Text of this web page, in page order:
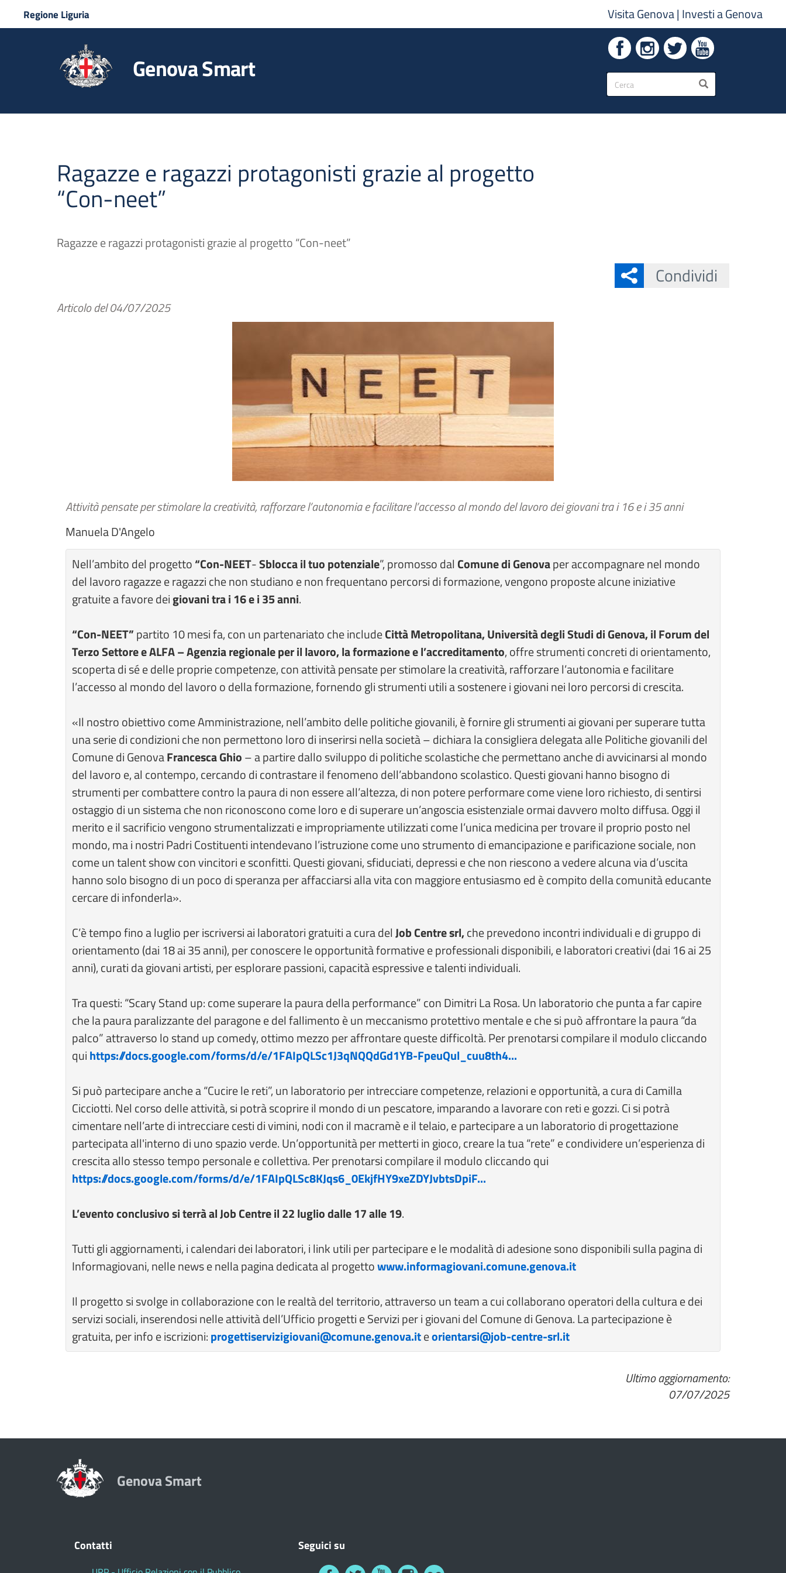
Regione Liguria Visita Genova| Investi a Genova
Genova Smart
Form
di
ricerca
CERCA
Ragazze e ragazzi protagonisti grazie al progetto
“Con-neet”
Ragazze e ragazzi protagonisti grazie al progetto “Con-neet”
Condividi
Articolo del04/07/2025
Attività pensate per stimolare la creatività, rafforzare l’autonomia e facilitare l’accesso al mondo del lavoro dei giovani tra i 16 e i 35 anni
Manuela D'Angelo
Nell’ambito del progetto“Con-NEET-Sblocca il tuo potenziale”, promosso dal Comune di Genovaper accompagnare nel mondo
del lavoro ragazze e ragazzi che non studiano e non frequentano percorsi di formazione, vengono proposte alcune iniziative
gratuite a favore deigiovani tra i 16 e i 35 anni.
“Con-NEET”partito 10 mesi fa, con un partenariato che includeCittà Metropolitana, Università degli Studi di Genova, il Forum del
Terzo Settore e ALFA – Agenzia regionale per il lavoro, la formazione e l’accreditamento, offre strumenti concreti di orientamento,
scoperta di sé e delle proprie competenze, con attività pensate per stimolare la creatività, rafforzare l’autonomia e facilitare
l’accesso al mondo del lavoro o della formazione, fornendo gli strumenti utili a sostenere i giovani nei loro percorsi di crescita.
«Il nostro obiettivo come Amministrazione, nell’ambito delle politiche giovanili, è fornire gli strumenti ai giovani per superare tutta
una serie di condizioni che non permettono loro di inserirsi nella società – dichiara la consigliera delegata alle Politiche giovanili del
Comune di GenovaFrancesca Ghio– a partire dallo sviluppo di politiche scolastiche che permettano anche di avvicinarsi al mondo
del lavoro e, al contempo, cercando di contrastare il fenomeno dell’abbandono scolastico. Questi giovani hanno bisogno di
strumenti per combattere contro la paura di non essere all’altezza, di non potere performare come viene loro richiesto, di sentirsi
ostaggio di un sistema che non riconoscono come loro e di superare un’angoscia esistenziale ormai davvero molto diffusa. Oggi il
merito e il sacrificio vengono strumentalizzati e impropriamente utilizzati come l’unica medicina per trovare il proprio posto nel
mondo, ma i nostri Padri Costituenti intendevano l’istruzione come uno strumento di emancipazione e parificazione sociale, non
come un talent show con vincitori e sconfitti. Questi giovani, sfiduciati, depressi e che non riescono a vedere alcuna via d’uscita
hanno solo bisogno di un poco di speranza per affacciarsi alla vita con maggiore entusiasmo ed è compito della comunità educante
cercare di infonderla».
C’è tempo fino a luglio per iscriversi ai laboratori gratuiti a cura delJob Centre srl,che prevedono incontri individuali e di gruppo di
orientamento (dai 18 ai 35 anni), per conoscere le opportunità formative e professionali disponibili, e laboratori creativi (dai 16 ai 25
anni), curati da giovani artisti, per esplorare passioni, capacità espressive e talenti individuali.
Tra questi: “Scary Stand up: come superare la paura della performance” con Dimitri La Rosa. Un laboratorio che punta a far capire
che la paura paralizzante del paragone e del fallimento è un meccanismo protettivo mentale e che si può affrontare la paura “da
palco” attraverso lo stand up comedy, ottimo mezzo per affrontare queste difficoltà. Per prenotarsi compilare il modulo cliccando
quihttps://docs.google.com/forms/d/e/1FAIpQLSc1J3qNQQdGd1YB-FpeuQul_cuu8th4...
Si può partecipare anche a “Cucire le reti”, un laboratorio per intrecciare competenze, relazioni e opportunità, a cura di Camilla
Cicciotti. Nel corso delle attività, si potrà scoprire il mondo di un pescatore, imparando a lavorare con reti e gozzi. Ci si potrà
cimentare nell’arte di intrecciare cesti di vimini, nodi con il macramè e il telaio, e partecipare a un laboratorio di progettazione
partecipata all'interno di uno spazio verde. Un’opportunità per metterti in gioco, creare la tua “rete” e condividere un’esperienza di
crescita allo stesso tempo personale e collettiva. Per prenotarsi compilare il modulo cliccando qui
https://docs.google.com/forms/d/e/1FAIpQLSc8KJqs6_0EkjfHY9xeZDYJvbtsDpiF...
L’evento conclusivo si terrà al Job Centre il 22 luglio dalle 17 alle 19.
Tutti gli aggiornamenti, i calendari dei laboratori, i link utili per partecipare e le modalità di adesione sono disponibili sulla pagina di
Informagiovani, nelle news e nella pagina dedicata al progettowww.informagiovani.comune.genova.it
Il progetto si svolge in collaborazione con le realtà del territorio, attraverso un team a cui collaborano operatori della cultura e dei
servizi sociali, inserendosi nelle attività dell’Ufficio progetti e Servizi per i giovani del Comune di Genova. La partecipazione è
gratuita, per info e iscrizioni:progettiservizigiovani@comune.genova.iteorientarsi@job-centre-srl.it
Ultimo aggiornamento:
07/07/2025
Genova Smart
Contatti Seguici su